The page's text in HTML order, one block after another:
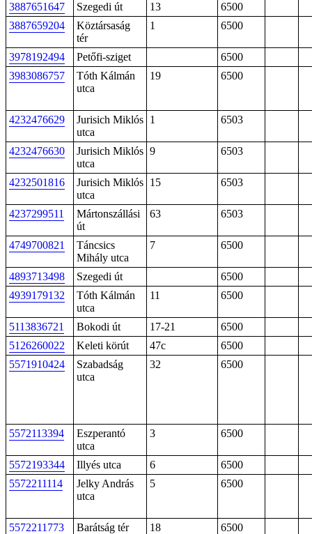
3887651647
Szegedi út 13
6500
3887659204
Köztársaság
tér
1 6500
3978192494 Petőfi-sziget
6500
3983086757
Tóth Kálmán
utca
19 6500
4232476629
Jurisich Miklós
utca
1 6503
4232476630
Jurisich Miklós
utca
9 6503
4232501816
Jurisich Miklós
utca
15 6503
4237299511
Mártonszállási
út
63 6503
4749700821
Táncsics
Mihály utca
7 6500
4893713498 Szegedi út
6500
4939179132
Tóth Kálmán
utca
11 6500
5113836721 Bokodi út 17-21
6500
5126260022
Keleti körút 47c
6500
5571910424
Szabadság
utca
32 6500
5572113394
Eszperantó
utca
3 6500
5572193344 Illyés utca 6
6500
5572211114
Jelky András
utca
5 6500
5572211773 Barátság tér 18 6500